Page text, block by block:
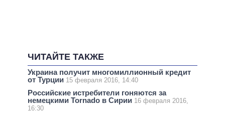
ЧИТАЙТЕ ТАКЖЕ
Украина получит многомиллионный кредит
от Турции 15 февраля 2016, 14:40
Российские истребители гоняются за
немецкими Tornado в Сирии 16 февраля 2016,
16:30